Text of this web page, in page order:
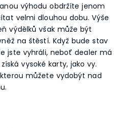
výhodu obdržíte jenom
velmi dlouhou dobu. Výše
výdělků však může být
na štěstí. Když bude stav
jste vyhráli, neboť dealer má
vysoké karty, jako vy.
můžete vydobýt nad